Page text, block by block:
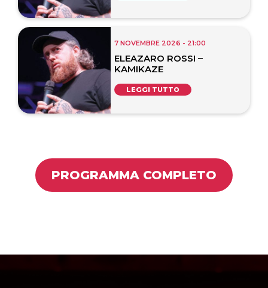
7 NOVEMBRE 2026 - 21:00
ELEAZARO ROSSI –
KAMIKAZE
LEGGI TUTTO
PROGRAMMA COMPLETO